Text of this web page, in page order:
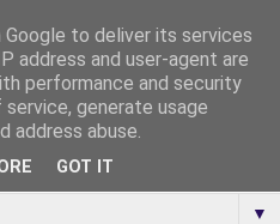
▼
to deliver its services
address and user-agent are
performance and security
generate usage
address abuse.
GOT IT